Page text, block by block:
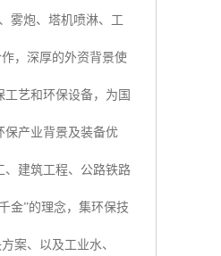
雾炮、塔机喷淋、工
，深厚的外资背景使
艺和环保设备，为国
保产业背景及装备优
、建筑工程、公路铁路
金”的理念，集环保技
案、以及工业水、